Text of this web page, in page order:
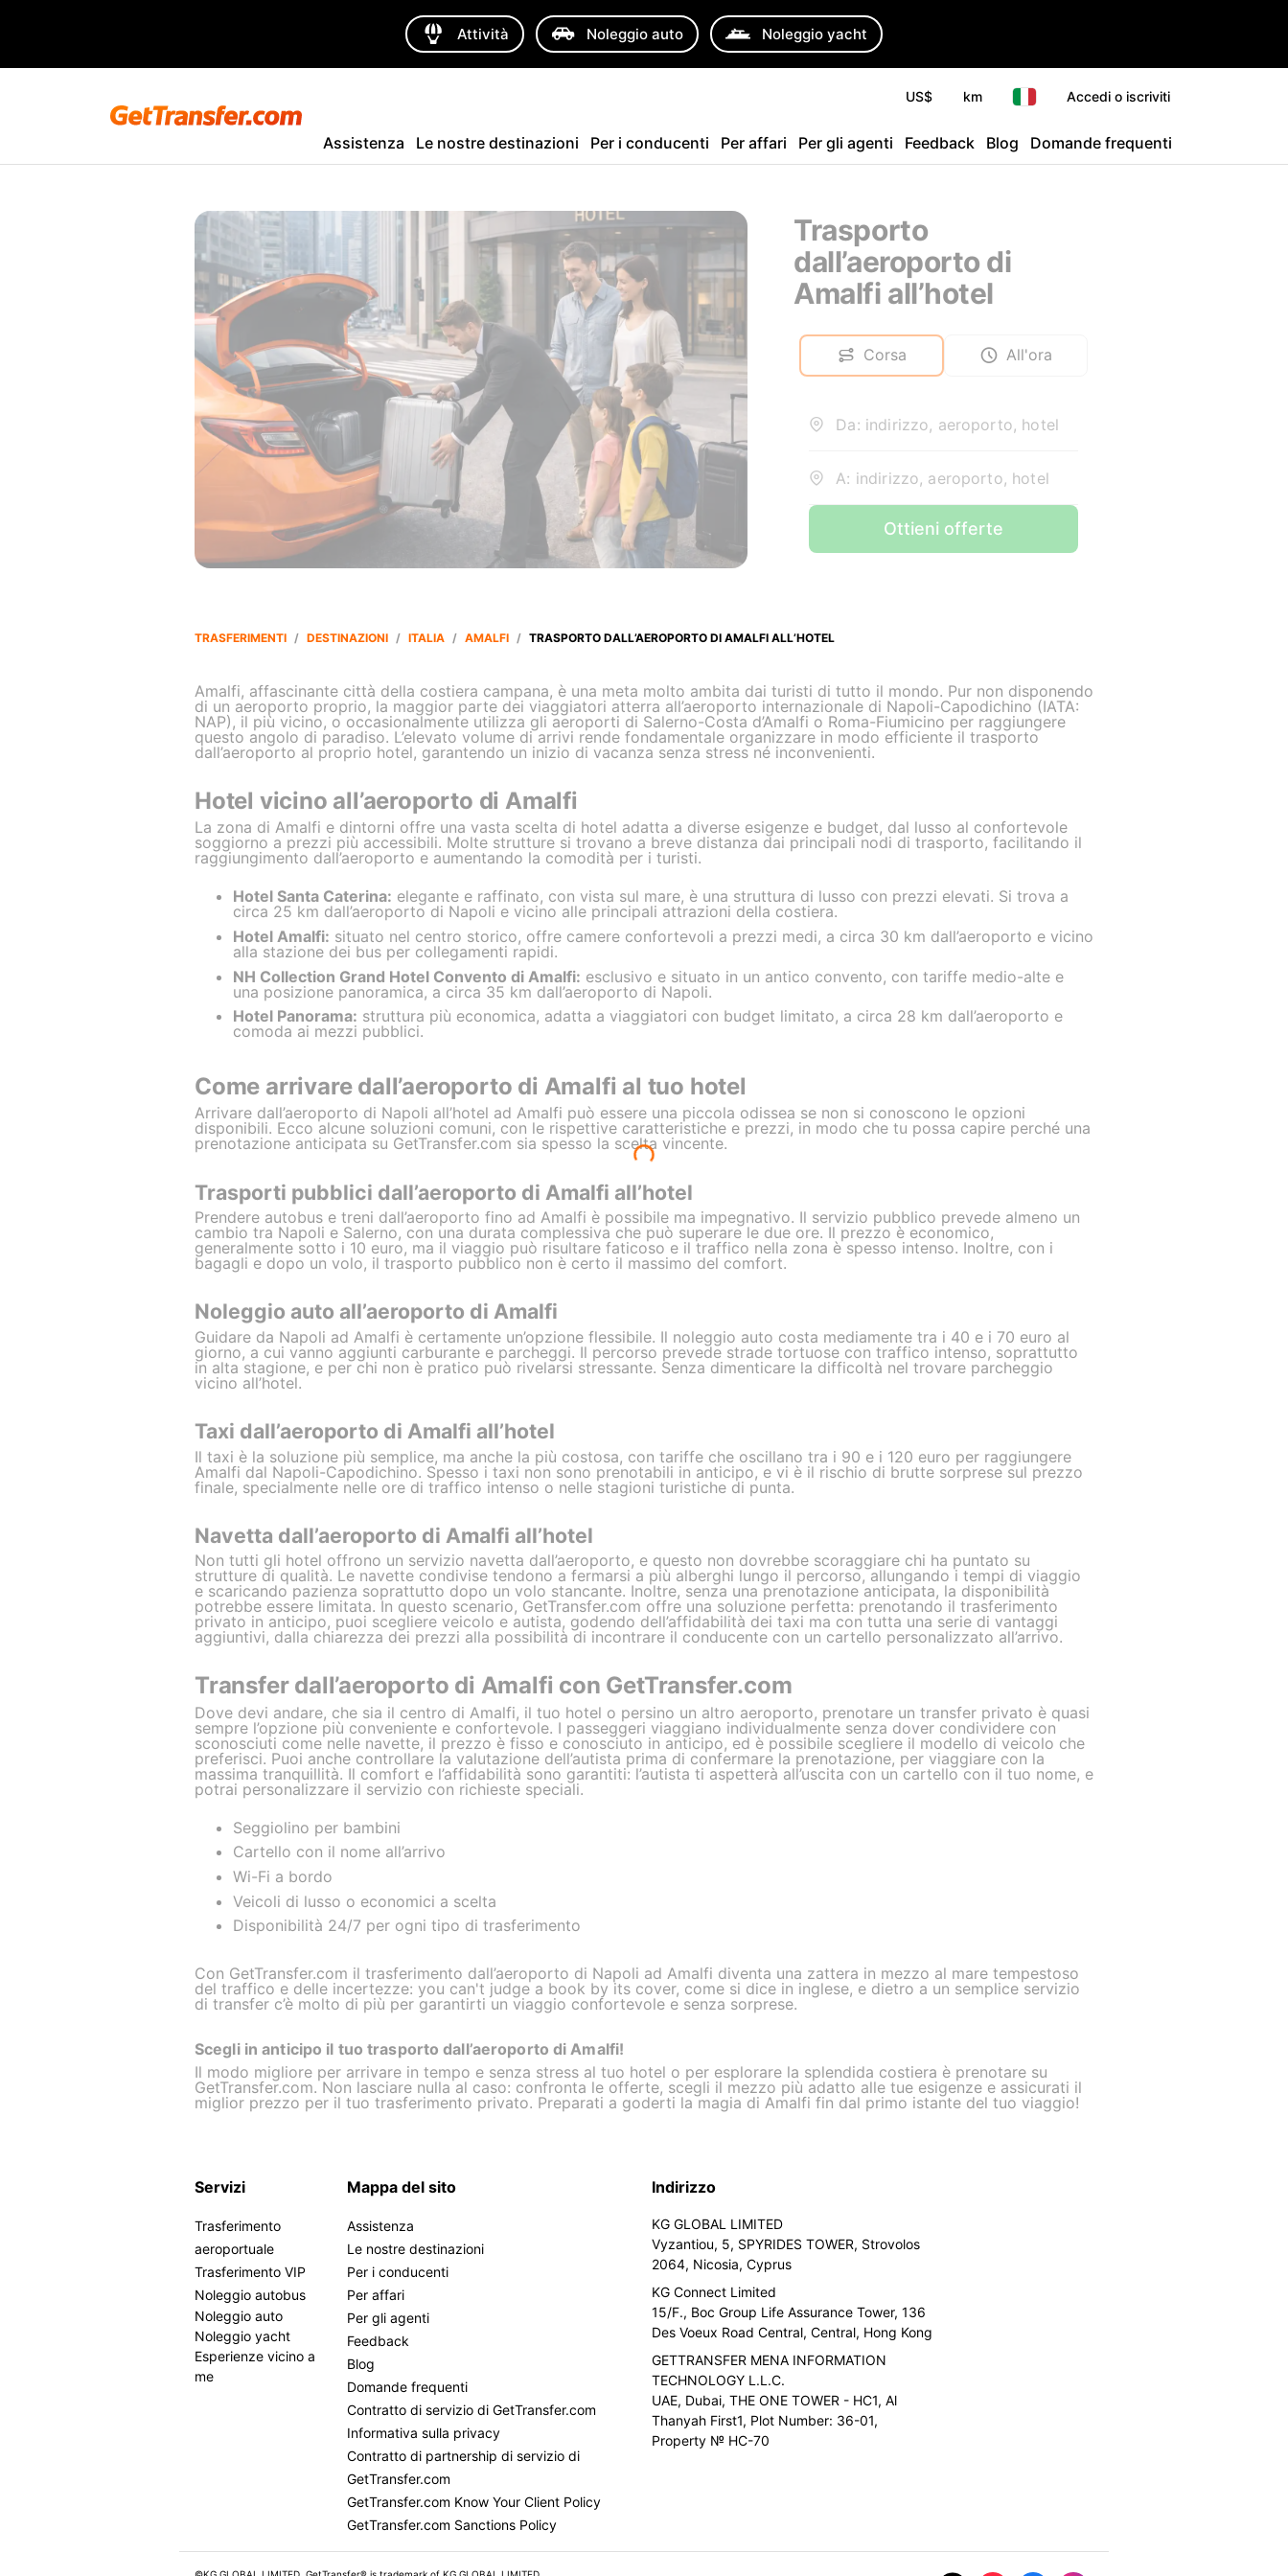
Attività Noleggio auto Noleggio yacht
US$ km Accedi o iscriviti
Assistenza Le nostre destinazioni Per i conducenti Per affari Per gli agenti Feedback Blog Domande frequenti
Trasporto
dall’aeroporto di
Amalfi all’hotel
Corsa All'ora
Da: indirizzo, aeroporto, hotel
A: indirizzo, aeroporto, hotel
Ottieni offerte
TRASFERIMENTI / DESTINAZIONI / ITALIA / AMALFI / TRASPORTO DALL’AEROPORTO DI AMALFI ALL’HOTEL
Amalfi, affascinante città della costiera campana, è una meta molto ambita dai turisti di tutto il mondo. Pur non disponendo
di un aeroporto proprio, la maggior parte dei viaggiatori atterra all’aeroporto internazionale di Napoli-Capodichino (IATA:
NAP), il più vicino, o occasionalmente utilizza gli aeroporti di Salerno-Costa d’Amalfi o Roma-Fiumicino per raggiungere
questo angolo di paradiso. L’elevato volume di arrivi rende fondamentale organizzare in modo efficiente il trasporto
dall’aeroporto al proprio hotel, garantendo un inizio di vacanza senza stress né inconvenienti.
Hotel vicino all’aeroporto di Amalfi
La zona di Amalfi e dintorni offre una vasta scelta di hotel adatta a diverse esigenze e budget, dal lusso al confortevole
soggiorno a prezzi più accessibili. Molte strutture si trovano a breve distanza dai principali nodi di trasporto, facilitando il
raggiungimento dall’aeroporto e aumentando la comodità per i turisti.
Hotel Santa Caterina: elegante e raffinato, con vista sul mare, è una struttura di lusso con prezzi elevati. Si trova a
circa 25 km dall’aeroporto di Napoli e vicino alle principali attrazioni della costiera.
Hotel Amalfi: situato nel centro storico, offre camere confortevoli a prezzi medi, a circa 30 km dall’aeroporto e vicino
alla stazione dei bus per collegamenti rapidi.
NH Collection Grand Hotel Convento di Amalfi: esclusivo e situato in un antico convento, con tariffe medio-alte e
una posizione panoramica, a circa 35 km dall’aeroporto di Napoli.
Hotel Panorama: struttura più economica, adatta a viaggiatori con budget limitato, a circa 28 km dall’aeroporto e
comoda ai mezzi pubblici.
Come arrivare dall’aeroporto di Amalfi al tuo hotel
Arrivare dall’aeroporto di Napoli all’hotel ad Amalfi può essere una piccola odissea se non si conoscono le opzioni
disponibili. Ecco alcune soluzioni comuni, con le rispettive caratteristiche e prezzi, in modo che tu possa capire perché una
prenotazione anticipata su GetTransfer.com sia spesso la scelta vincente.
Trasporti pubblici dall’aeroporto di Amalfi all’hotel
Prendere autobus e treni dall’aeroporto fino ad Amalfi è possibile ma impegnativo. Il servizio pubblico prevede almeno un
cambio tra Napoli e Salerno, con una durata complessiva che può superare le due ore. Il prezzo è economico,
generalmente sotto i 10 euro, ma il viaggio può risultare faticoso e il traffico nella zona è spesso intenso. Inoltre, con i
bagagli e dopo un volo, il trasporto pubblico non è certo il massimo del comfort.
Noleggio auto all’aeroporto di Amalfi
Guidare da Napoli ad Amalfi è certamente un’opzione flessibile. Il noleggio auto costa mediamente tra i 40 e i 70 euro al
giorno, a cui vanno aggiunti carburante e parcheggi. Il percorso prevede strade tortuose con traffico intenso, soprattutto
in alta stagione, e per chi non è pratico può rivelarsi stressante. Senza dimenticare la difficoltà nel trovare parcheggio
vicino all’hotel.
Taxi dall’aeroporto di Amalfi all’hotel
Il taxi è la soluzione più semplice, ma anche la più costosa, con tariffe che oscillano tra i 90 e i 120 euro per raggiungere
Amalfi dal Napoli-Capodichino. Spesso i taxi non sono prenotabili in anticipo, e vi è il rischio di brutte sorprese sul prezzo
finale, specialmente nelle ore di traffico intenso o nelle stagioni turistiche di punta.
Navetta dall’aeroporto di Amalfi all’hotel
Non tutti gli hotel offrono un servizio navetta dall’aeroporto, e questo non dovrebbe scoraggiare chi ha puntato su
strutture di qualità. Le navette condivise tendono a fermarsi a più alberghi lungo il percorso, allungando i tempi di viaggio
e scaricando pazienza soprattutto dopo un volo stancante. Inoltre, senza una prenotazione anticipata, la disponibilità
potrebbe essere limitata. In questo scenario, GetTransfer.com offre una soluzione perfetta: prenotando il trasferimento
privato in anticipo, puoi scegliere veicolo e autista, godendo dell’affidabilità dei taxi ma con tutta una serie di vantaggi
aggiuntivi, dalla chiarezza dei prezzi alla possibilità di incontrare il conducente con un cartello personalizzato all’arrivo.
Transfer dall’aeroporto di Amalfi con GetTransfer.com
Dove devi andare, che sia il centro di Amalfi, il tuo hotel o persino un altro aeroporto, prenotare un transfer privato è quasi
sempre l’opzione più conveniente e confortevole. I passeggeri viaggiano individualmente senza dover condividere con
sconosciuti come nelle navette, il prezzo è fisso e conosciuto in anticipo, ed è possibile scegliere il modello di veicolo che
preferisci. Puoi anche controllare la valutazione dell’autista prima di confermare la prenotazione, per viaggiare con la
massima tranquillità. Il comfort e l’affidabilità sono garantiti: l’autista ti aspetterà all’uscita con un cartello con il tuo nome, e
potrai personalizzare il servizio con richieste speciali.
Seggiolino per bambini
Cartello con il nome all’arrivo
Wi-Fi a bordo
Veicoli di lusso o economici a scelta
Disponibilità 24/7 per ogni tipo di trasferimento
Con GetTransfer.com il trasferimento dall’aeroporto di Napoli ad Amalfi diventa una zattera in mezzo al mare tempestoso
del traffico e delle incertezze: you can't judge a book by its cover, come si dice in inglese, e dietro a un semplice servizio
di transfer c’è molto di più per garantirti un viaggio confortevole e senza sorprese.
Scegli in anticipo il tuo trasporto dall’aeroporto di Amalfi!
Il modo migliore per arrivare in tempo e senza stress al tuo hotel o per esplorare la splendida costiera è prenotare su
GetTransfer.com. Non lasciare nulla al caso: confronta le offerte, scegli il mezzo più adatto alle tue esigenze e assicurati il
miglior prezzo per il tuo trasferimento privato. Preparati a goderti la magia di Amalfi fin dal primo istante del tuo viaggio!
Servizi
Trasferimento
aeroportuale
Trasferimento VIP
Noleggio autobus
Noleggio auto
Noleggio yacht
Esperienze vicino a
me
Mappa del sito
Assistenza
Le nostre destinazioni
Per i conducenti
Per affari
Per gli agenti
Feedback
Blog
Domande frequenti
Contratto di servizio di GetTransfer.com
Informativa sulla privacy
Contratto di partnership di servizio di
GetTransfer.com
GetTransfer.com Know Your Client Policy
GetTransfer.com Sanctions Policy
Indirizzo
KG GLOBAL LIMITED
Vyzantiou, 5, SPYRIDES TOWER, Strovolos
2064, Nicosia, Cyprus
KG Connect Limited
15/F., Boc Group Life Assurance Tower, 136
Des Voeux Road Central, Central, Hong Kong
GETTRANSFER MENA INFORMATION
TECHNOLOGY L.L.C.
UAE, Dubai, THE ONE TOWER - HC1, Al
Thanyah First1, Plot Number: 36-01,
Property № HC-70